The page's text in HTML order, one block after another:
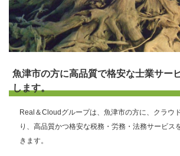
魚津市の方に高品質で格安な士業サー
します。
Real＆Cloudグループは、魚津市の方に、クラウ
り、高品質かつ格安な税務・労務・法務サービス
きます。